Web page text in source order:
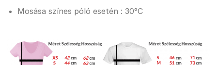
Mosása színes póló esetén : 30°C